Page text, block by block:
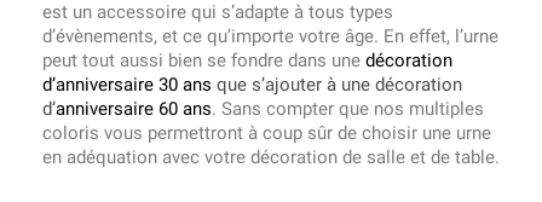
est un accessoire qui s’adapte à tous types
d’évènements, et ce qu’importe votre âge. En effet, l’urne
peut tout aussi bien se fondre dans une décoration
d’anniversaire 30 ans que s’ajouter à une décoration
d’anniversaire 60 ans. Sans compter que nos multiples
coloris vous permettront à coup sûr de choisir une urne
en adéquation avec votre décoration de salle et de table.